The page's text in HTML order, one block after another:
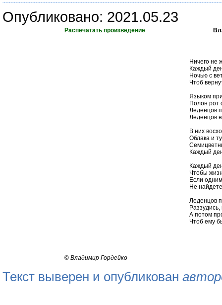
Опубликовано: 2021.05.23
Распечатать произведение
Ничего не
Каждый
Ночью с
Чтоб
Языком
Полон рот
Леденцов
Леденцов
В них
Облака и
Каждый
Каждый
Чтобы
Если
Не
Леденцов
А потом
Чтоб ему
© Владимир Гордейко
Текст выверен и опубликован